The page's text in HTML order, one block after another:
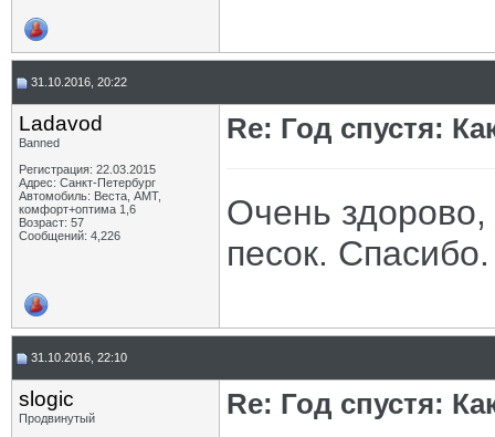
31.10.2016, 20:22
Ladavod
Banned
Регистрация: 22.03.2015
Адрес: Санкт-Петербург
Автомобиль: Веста, АМТ,
комфорт+оптима 1,6
Возраст: 57
Сообщений: 4,226
Re: Год спустя:
Очень
песок. Спасибо.
31.10.2016, 22:10
slogic
Продвинутый
Re: Год спустя: